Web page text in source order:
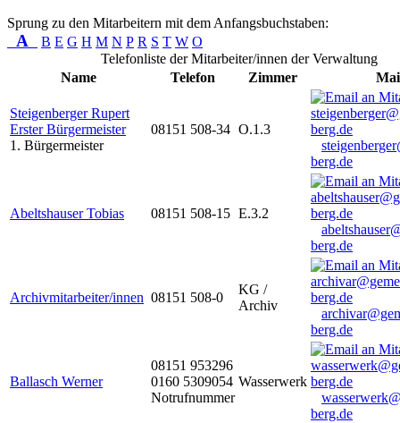
Sprung zu den Mitarbeitern mit dem Anfangsbuchstaben:
A B E G H M N P R S T W O
Telefonliste der Mitarbeiter/innen der Verwaltung
Name
Telefon Zimmer
Steigenberger Rupert
Erster Bürgermeister
1. Bürgermeister
08151 508-34 O.1.3
berg.de
Abeltshauser Tobias 08151 508-15 E.3.2
berg.de
Archivmitarbeiter/innen 08151 508-0
KG /
Archiv
berg.de
Ballasch Werner
08151 953296
0160 5309054
Notrufnummer
Wasserwerk
berg.de